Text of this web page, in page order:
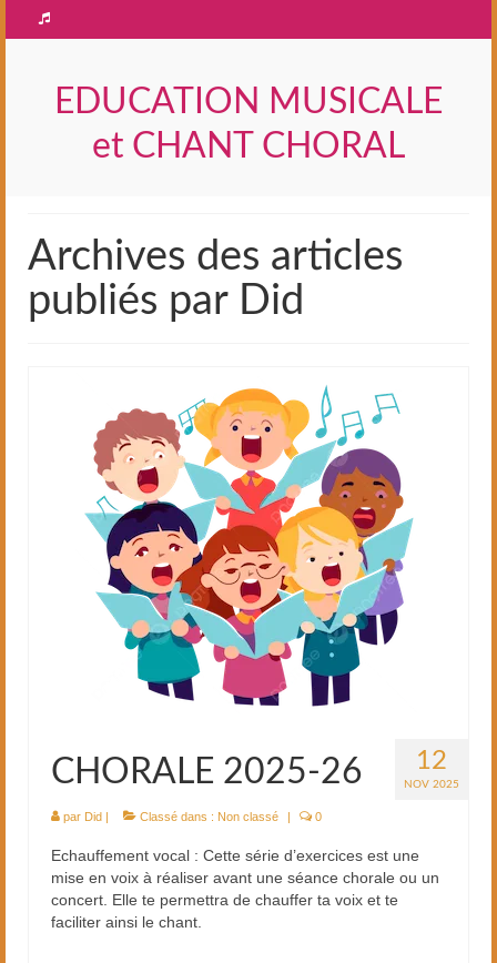
EDUCATION MUSICALE
et CHANT CHORAL
Archives des articles
publiés par Did
12
NOV 2025
CHORALE 2025-26
par Did | Classé dans : Non classé | 0
Echauffement vocal : Cette série d’exercices est une
mise en voix à réaliser avant une séance chorale ou un
concert. Elle te permettra de chauffer ta voix et te
faciliter ainsi le chant.